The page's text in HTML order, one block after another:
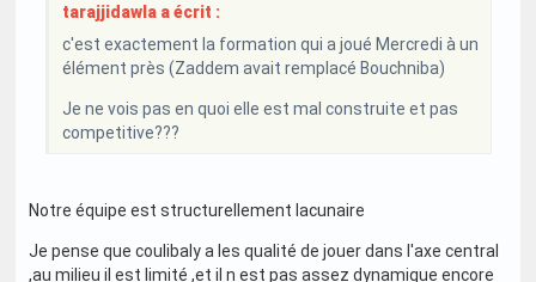
tarajjidawla a écrit :
c'est exactement la formation qui a joué Mercredi à un
élément près (Zaddem avait remplacé Bouchniba)
Je ne vois pas en quoi elle est mal construite et pas
competitive???
Notre équipe est structurellement lacunaire
Je pense que coulibaly a les qualité de jouer dans l'axe central
,au milieu il est limité ,et il n est pas assez dynamique encore